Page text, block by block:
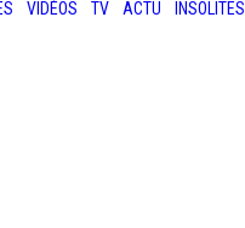
VIDÉOS TV ACTU INSOLITES